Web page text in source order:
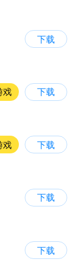
下载
戏 下载
戏 下载
下载
下载